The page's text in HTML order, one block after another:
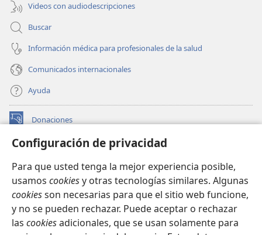
Configuración de privacidad
Para que usted tenga la mejor experiencia posible,
usamos cookiesy otras tecnologías similares. Algunas
cookiesson necesarias para que el sitio web funcione,
y no se pueden rechazar. Puede aceptar o rechazar
las cookiesadicionales, que se usan solamente para
Videos con audiodescripciones
Buscar
Información médica para profesionales de la salud
Comunicados internacionales
Ayuda
Donaciones
(abre
nueva BIBLIOTECA EN LÍNEA Watchtower™
una
nueva
ventana)
JW Hub
(abre
una
nueva
ventana)
JW Library
Watchtower Library